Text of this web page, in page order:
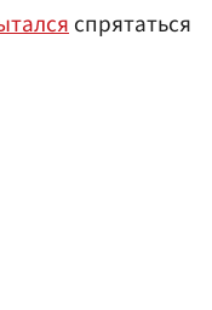
спрятаться